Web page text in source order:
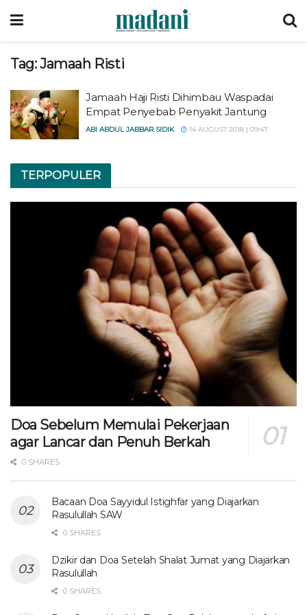
Tag:Jamaah Risti
Jamaah Haji Risti Dihimbau Waspadai
Empat Penyebab Penyakit Jantung
ABI ABDUL JABBAR SIDIK 14 AUGUST 2018 | 09:47
TERPOPULER
Doa Sebelum Memulai Pekerjaan
agar Lancar dan Penuh Berkah
0 SHARES
Bacaan Doa Sayyidul Istighfar yang Diajarkan
Rasulullah SAW
0 SHARES
Dzikir dan Doa Setelah Shalat Jumat yang Diajarkan
Rasulullah
0 SHARES